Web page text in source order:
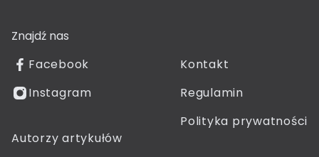
Znajdź nas
Facebook
Instagram
Kontakt
Regulamin
Polityka prywatności
Autorzy artykułów